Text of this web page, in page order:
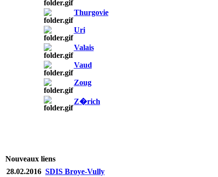
Thurgovie
Uri
Valais
Vaud
Zoug
Z�rich
Nouveaux liens
28.02.2016 SDIS Broye-Vully